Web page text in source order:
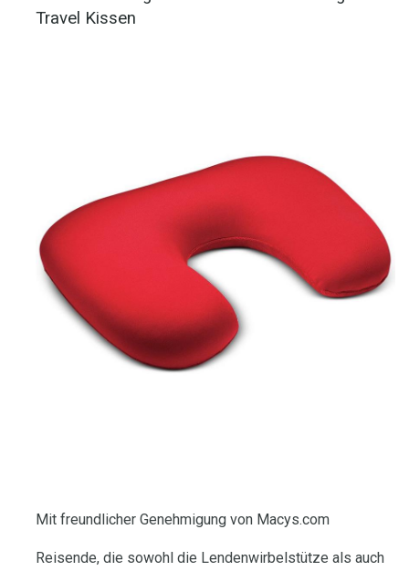
Travel Kissen
Mit freundlicher Genehmigung von Macys.com
Reisende, die sowohl die Lendenwirbelstütze als auch